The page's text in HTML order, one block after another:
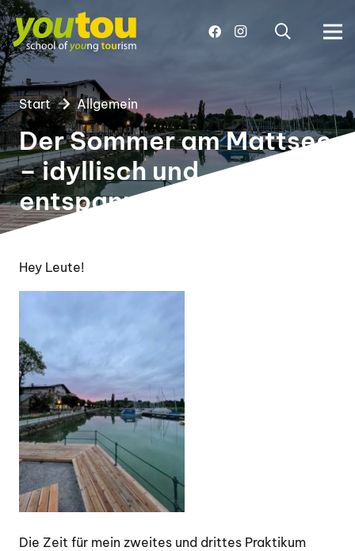
Start Allgemein
Der Sommer am Mattsee
– idyllisch und
entspannend.
Hey Leute!
Die Zeit für mein zweites und drittes Praktikum